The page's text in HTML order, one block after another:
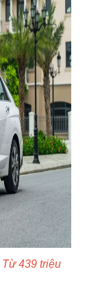
Từ 439 triệu